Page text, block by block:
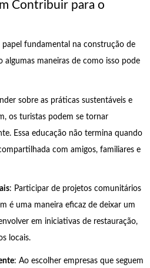
Contribuir para o
fundamental na construção de
algumas maneiras de como isso pode
sobre as práticas sustentáveis e
os turistas podem se tornar
Essa educação não termina quando
com amigos, familiares e
: Participar de projetos comunitários
é uma maneira eficaz de deixar um
em iniciativas de restauração,
locais.
: Ao escolher empresas que seguem